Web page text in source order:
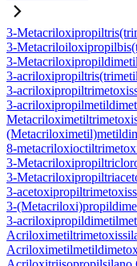
3-
3-
3-
3-
3-
3-
8-
3-
3-
3-
3-
3-